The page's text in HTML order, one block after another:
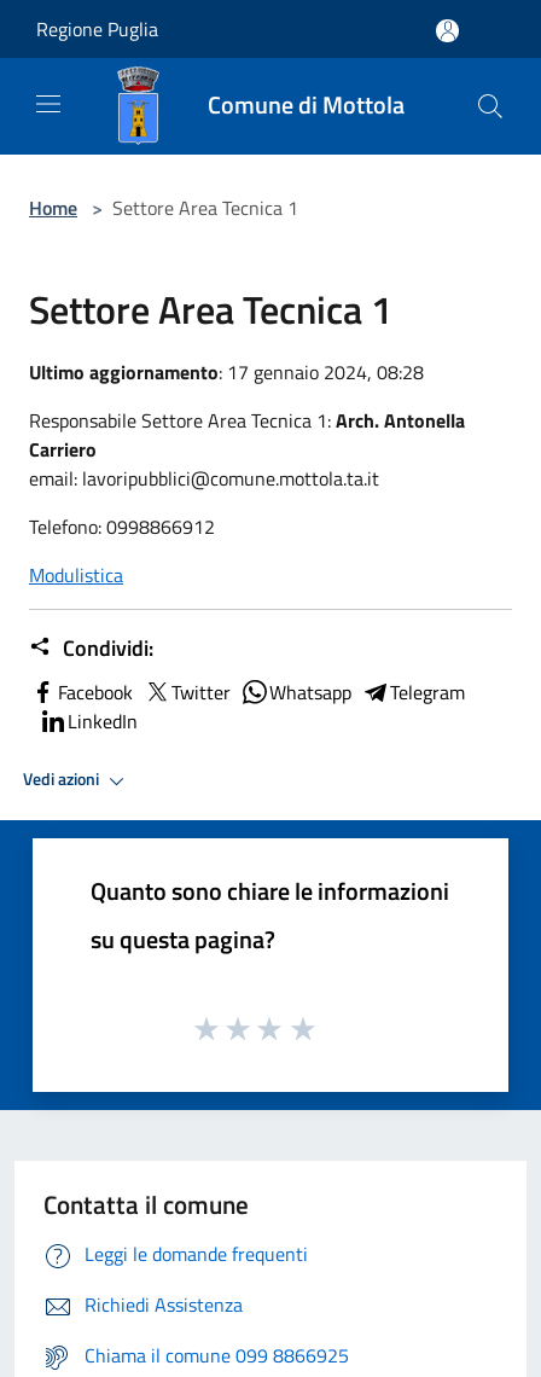
Regione Puglia
Comune di Mottola
Home > Settore Area Tecnica 1
Settore Area Tecnica 1
Ultimo aggiornamento: 17 gennaio 2024, 08:28
Responsabile Settore Area Tecnica 1:Arch. Antonella
Carriero
email: lavoripubblici@comune.mottola.ta.it
Telefono: 0998866912
Modulistica
Condividi:
Facebook Twitter Whatsapp
Telegram
LinkedIn
Vedi azioni
Quanto sono chiare le informazioni
su questa pagina?
Contatta il comune
Leggi le domande frequenti
Richiedi Assistenza
Chiama il comune 099 8866925